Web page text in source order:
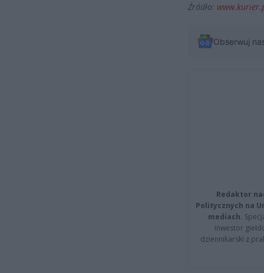
Źródło:
Obserwuj
Redaktor
Politycznych na
mediach.
inwestor
dziennikarski z